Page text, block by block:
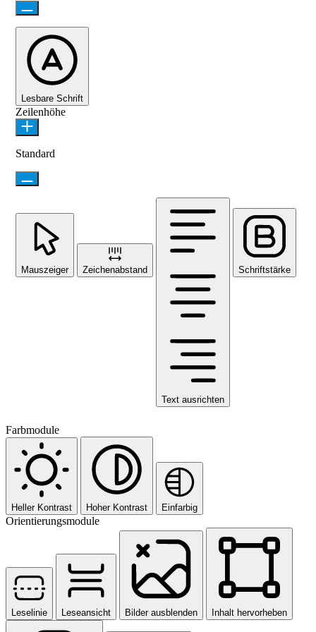
Lesbare Schrift
Zeilenhöhe
Standard
Mauszeiger Zeichenabstand
Text ausrichten
Schriftstärke
Farbmodule
Heller Kontrast Hoher Kontrast Einfarbig
Orientierungsmodule
Leselinie Leseansicht Bilder ausblenden Inhalt hervorheben